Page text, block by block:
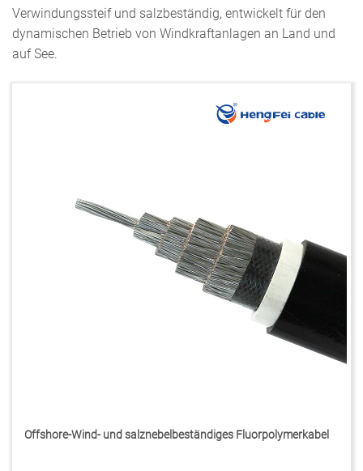
Verwindungssteif und salzbeständig, entwickelt für den
dynamischen Betrieb von Windkraftanlagen an Land und
auf See.
Offshore-Wind- und salznebelbeständiges Fluorpolymerkabel